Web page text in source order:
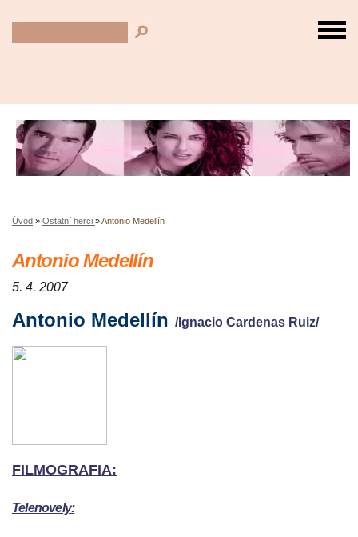
Úvod » Ostatní herci »Antonio Medellín
Antonio Medellín
5. 4. 2007
Antonio Medellín /Ignacio Cardenas Ruiz/
FILMOGRAFIA:
Telenovely: